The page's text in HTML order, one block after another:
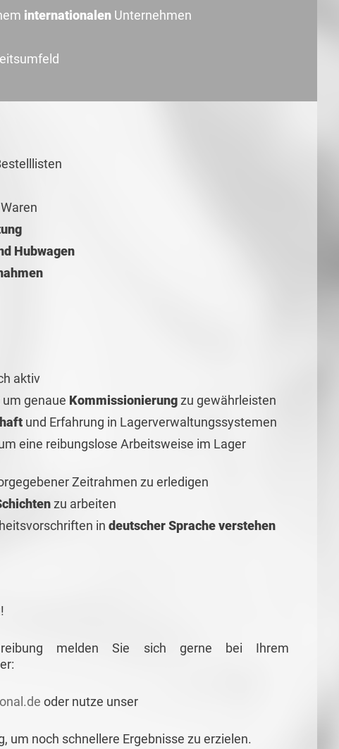
internationalen Unternehmen
Hubwagen
aktiv
genaue Kommissionierungzu gewährleisten
und Erfahrung in Lagerverwaltungssystemen
eine reibungslose Arbeitsweise im Lager
Zeitrahmen zu erledigen
zu arbeiten
in deutscher Sprache verstehen
melden Sie sich gerne bei Ihrem
oder nutze unser
um noch schnellere Ergebnisse zu erzielen.